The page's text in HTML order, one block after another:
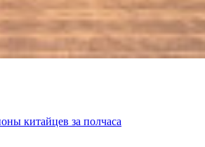
китайцев за полчаса